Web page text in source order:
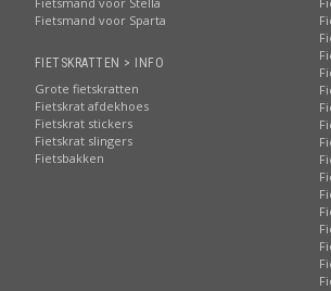
Fietsmand voor Sparta
FIETSKRATTEN > INFO
Grote fietskratten
Fietskrat afdekhoes
Fietskrat stickers
Fietskrat slingers
Fietsbakken